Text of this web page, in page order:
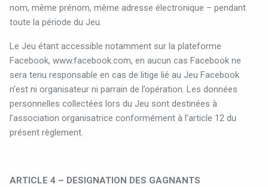
nom, même prénom, même adresse électronique – pendant
toute la période du Jeu.
Le Jeu étant accessible notamment sur la plateforme
Facebook, www.facebook.com, en aucun cas Facebook ne
sera tenu responsable en cas de litige lié au Jeu Facebook
n’est ni organisateur ni parrain de l’opération. Les données
personnelles collectées lors du Jeu sont destinées à
l’association organisatrice conformément à l’article 12 du
présent règlement.
ARTICLE 4 – DESIGNATION DES GAGNANTS